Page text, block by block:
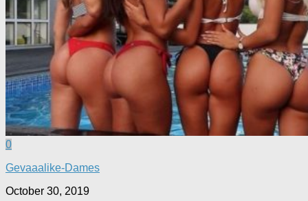
0
Gevaaalike-Dames
October 30, 2019